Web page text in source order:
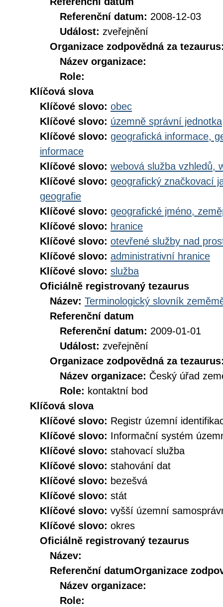
Referenční datum: 2008-12-03
Událost: zveřejnění
Organizace zodpovědná za
Název organizace:
Role:
Klíčová slova
Klíčové slovo: obec
Klíčové slovo: územně správní jednotka
Klíčové slovo: geografická informace,
informace
Klíčové slovo: webová služba vzhledů,
Klíčové slovo: geografický značkovací
geografie
Klíčové slovo: geografické jméno,
Klíčové slovo: hranice
Klíčové slovo: otevřené služby nad
Klíčové slovo: administrativní hranice
Klíčové slovo: služba
Oficiálně registrovaný tezaurus
Název: Terminologický slovník
Referenční datum
Referenční datum: 2009-01-01
Událost: zveřejnění
Organizace zodpovědná za
Název organizace: Český úřad
Role: kontaktní bod
Klíčová slova
Klíčové slovo: Registr územní
Klíčové slovo: Informační systém
Klíčové slovo: stahovací služba
Klíčové slovo: stahování dat
Klíčové slovo: bezešvá
Klíčové slovo: stát
Klíčové slovo: vyšší územní
Klíčové slovo: okres
Oficiálně registrovaný tezaurus
Název:
Referenční datumOrganizace
Název organizace:
Role: